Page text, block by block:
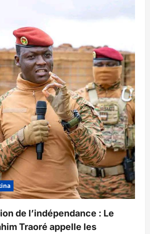
de l’indépendance : Le
Traoré appelle les